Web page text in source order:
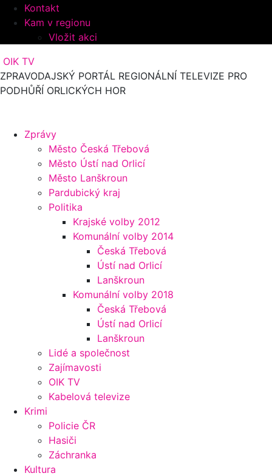
Kontakt
Kam v regionu
Vložit akci
OIK TV
ZPRAVODAJSKÝ PORTÁL REGIONÁLNÍ TELEVIZE PRO
PODHŮŘÍ ORLICKÝCH HOR
Zprávy
Město Česká Třebová
Město Ústí nad Orlicí
Město Lanškroun
Pardubický kraj
Politika
Krajské volby 2012
Komunální volby 2014
Česká Třebová
Ústí nad Orlicí
Lanškroun
Komunální volby 2018
Česká Třebová
Ústí nad Orlicí
Lanškroun
Lidé a společnost
Zajímavosti
OIK TV
Kabelová televize
Krimi
Policie ČR
Hasiči
Záchranka
Kultura